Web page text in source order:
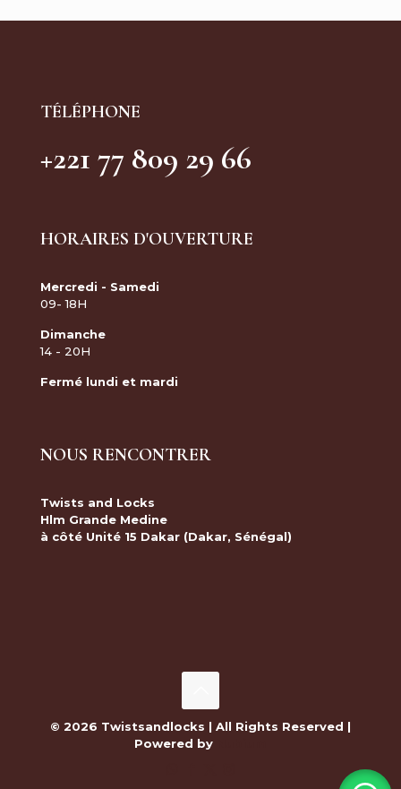
TÉLÉPHONE
+221 77 809 29 66
HORAIRES D'OUVERTURE
Mercredi - Samedi
09- 18H
Dimanche
14 - 20H
Fermé lundi et mardi
NOUS RENCONTRER
Twists and Locks
Hlm Grande Medine
à côté Unité 15 Dakar (Dakar, Sénégal)
© 2026 Twistsandlocks | All Rights Reserved |
Powered by